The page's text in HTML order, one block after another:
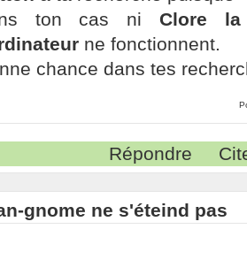
ton cas ni Clore
ne fonctionnent.
chance dans tes
Répondre
gnome ne s'éteind pas